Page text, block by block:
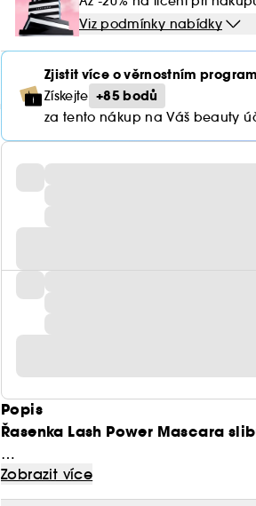
Viz podmínky nabídky
Zjistit více o věrnostním
Získejte +85 bodů
za tento nákup na Váš beauty
Popis
Řasenka Lash Power Mascara
Odolá vlhkosti, potu i slzám.
A přesto ji snadno odlíčíte
Zobrazit více